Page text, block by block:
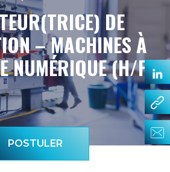
DE
– MACHINES À
NUMÉRIQUE (H/F)
POSTULER